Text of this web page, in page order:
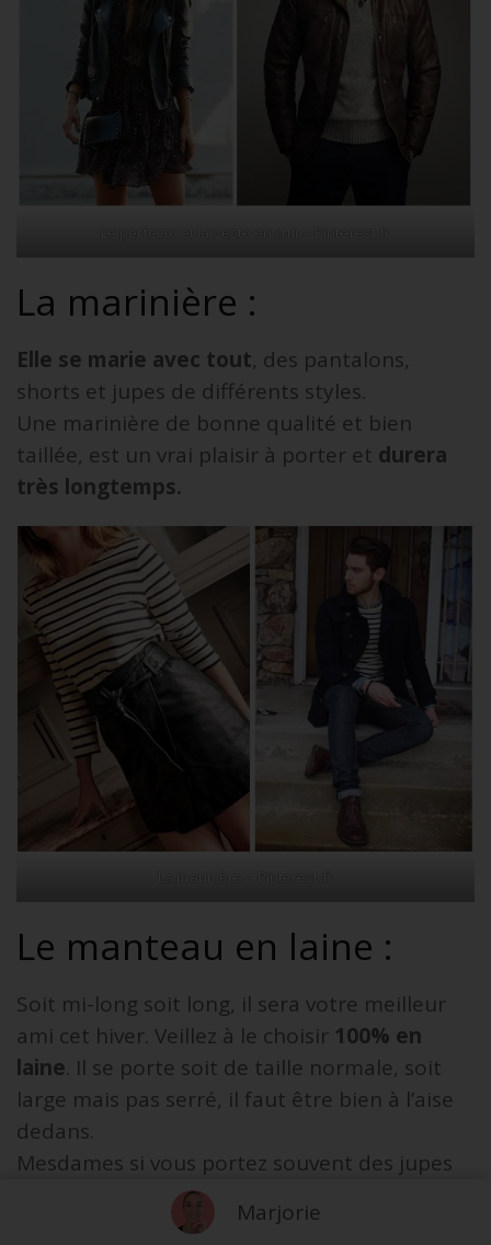
Marjorie
La marinière :
Elle se marie avec tout, des pantalons,
shorts et jupes de différents styles.
Une marinière de bonne qualité et bien
taillée, est un vrai plaisir à porter et durera
très longtemps.
Le manteau en laine :
Soit mi-long soit long, il sera votre meilleur
ami cet hiver. Veillez à le choisir 100% en
laine. Il se porte soit de taille normale, soit
large mais pas serré, il faut être bien à l’aise
dedans.
Mesdames si vous portez souvent des jupes
midi ou longues, optez pour
arrive aux chevilles.